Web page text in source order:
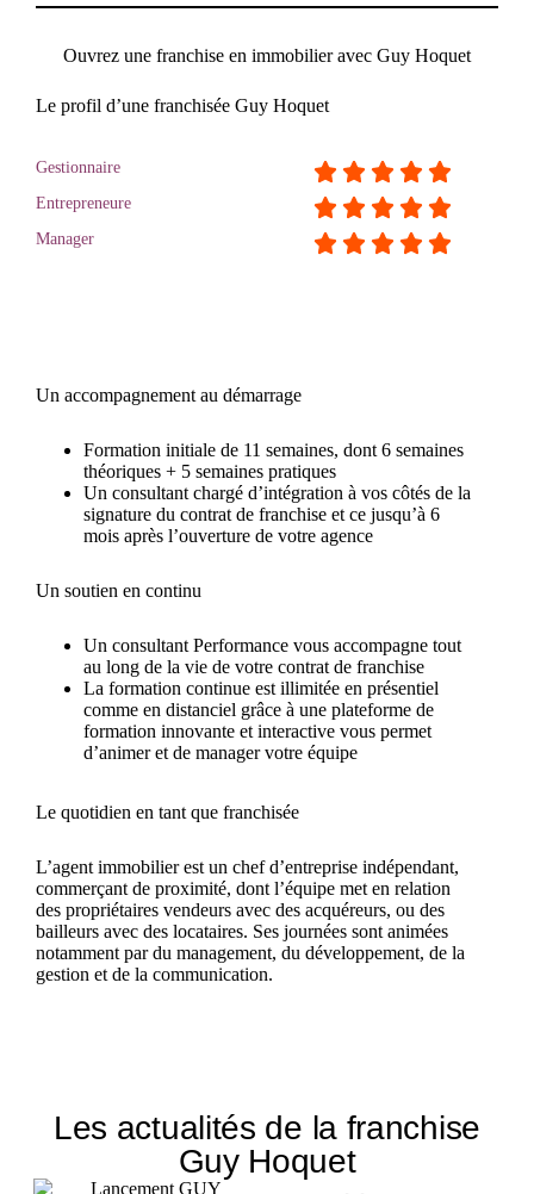
Ouvrez une franchise en immobilier avec Guy Hoquet
Le profil d’une franchisée Guy Hoquet
Gestionnaire
Entrepreneure
Manager
Un accompagnement au démarrage
Formation initiale de 11 semaines, dont 6 semaines
théoriques + 5 semaines pratiques
Un consultant chargé d’intégration à vos côtés de la
signature du contrat de franchise et ce jusqu’à 6
mois après l’ouverture de votre agence
Un soutien en continu
Un consultant Performance vous accompagne tout
au long de la vie de votre contrat de franchise
La formation continue est illimitée en présentiel
comme en distanciel grâce à une plateforme de
formation innovante et interactive vous permet
d’animer et de manager votre équipe
Le quotidien en tant que franchisée
L’agent immobilier est un chef d’entreprise indépendant,
commerçant de proximité, dont l’équipe met en relation
des propriétaires vendeurs avec des acquéreurs, ou des
bailleurs avec des locataires. Ses journées sont animées
notamment par du management, du développement, de la
gestion et de la communication.
Les actualités de la franchise
Guy Hoquet